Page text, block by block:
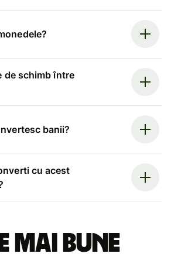
de schimb între
banii?
cu acest
mai bune